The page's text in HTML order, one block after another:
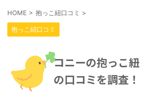
HOME > 抱っこ紐口コミ >
抱っこ紐口コミ
コニーの抱っこ
の口コミを調査！